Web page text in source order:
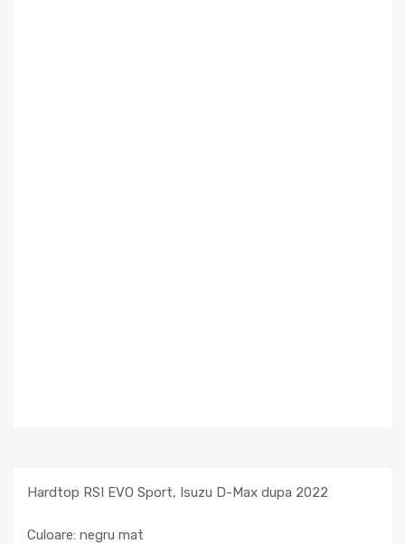
Hardtop RSI EVO Sport, Isuzu D-Max dupa 2022
Culoare: negru mat